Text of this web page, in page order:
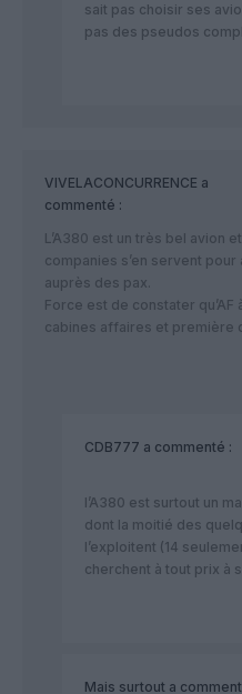
sait pas choisir ses
pas des pseudos
VIVELACONCURRENCE a
commenté :
L’A380 est un très bel avion
companies s’en servent
auprès des pax.
Force est de constater
cabines affaires et première
CDB777 a commenté :
l’A380 est surtout un
dont la moitié des
l’exploitent (14
cherchent à tout prix à
Mais surtout a